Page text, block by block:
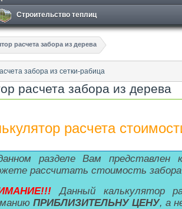
Строительство теплиц
расчета забора из дерева
забора из сетки-рабица
расчета забора из дерева
расчета
разделе Вам представлен
рассчитать стоимость
Данный калькулятор
ПРИБЛИЗИТЕЛЬНУ ЦЕНУ, а